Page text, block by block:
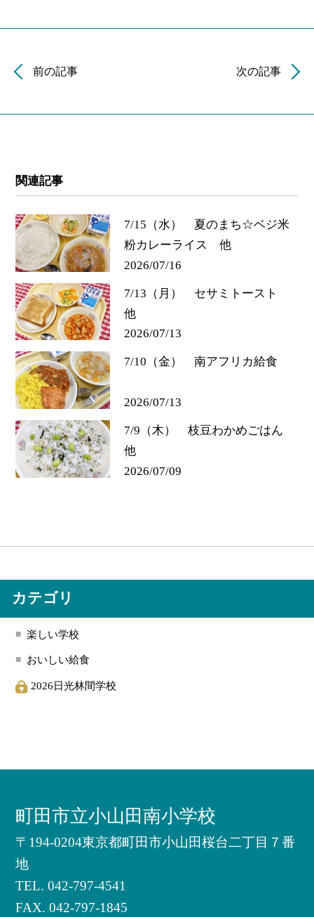
前の記事 次の記事
関連記事
7/15（水） 夏のまち☆ベジ米
粉カレーライス 他
2026/07/16
7/13（月） セサミトースト
他
2026/07/13
7/10（金） 南アフリカ給食
2026/07/13
7/9（木） 枝豆わかめごはん
他
2026/07/09
カテゴリ
楽しい学校
おいしい給食
2026日光林間学校
町田市立小山田南小学校
〒194-0204東京都町田市小山田桜台二丁目７番
地
TEL.042-797-4541
FAX. 042-797-1845